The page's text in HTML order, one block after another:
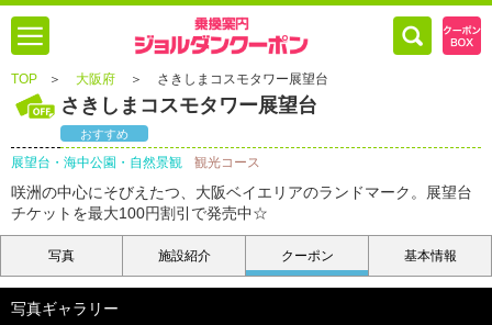
TOP ＞ 大阪府 ＞ さきしまコスモタワー展望台
さきしまコスモタワー展望台
おすすめ
展望台・海中公園・自然景観 観光コース
咲洲の中心にそびえたつ、大阪ベイエリアのランドマーク。展望台
チケットを最大100円割引で発売中☆
写真 施設紹介 クーポン 基本情報
写真ギャラリー